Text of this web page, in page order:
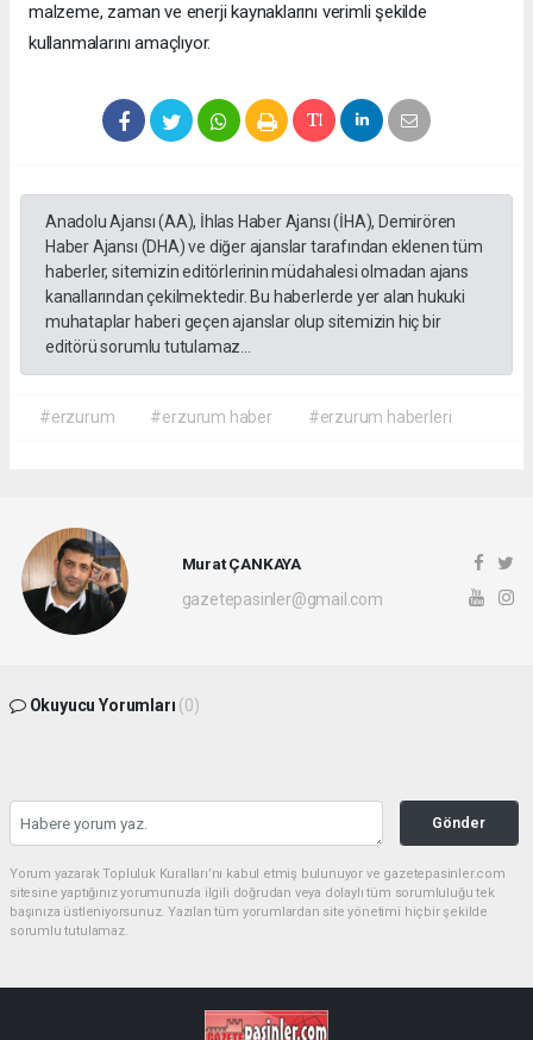
malzeme, zaman ve enerji kaynaklarını verimli şekilde
kullanmalarını amaçlıyor.
Anadolu Ajansı (AA), İhlas Haber Ajansı (İHA), Demirören
Haber Ajansı (DHA) ve diğer ajanslar tarafından eklenen tüm
haberler, sitemizin editörlerinin müdahalesi olmadan ajans
kanallarından çekilmektedir. Bu haberlerde yer alan hukuki
muhataplar haberi geçen ajanslar olup sitemizin hiç bir
editörü sorumlu tutulamaz...
#erzurum #erzurum haber #erzurum haberleri
Murat ÇANKAYA
gazetepasinler@gmail.com
Okuyucu Yorumları (0)
Gönder
Yorum yazarak Topluluk Kuralları’nı kabul etmiş bulunuyor ve gazetepasinler.com
sitesine yaptığınız yorumunuzla ilgili doğrudan veya dolaylı tüm sorumluluğu tek
başınıza üstleniyorsunuz. Yazılan tüm yorumlardan site yönetimi hiçbir şekilde
sorumlu tutulamaz.